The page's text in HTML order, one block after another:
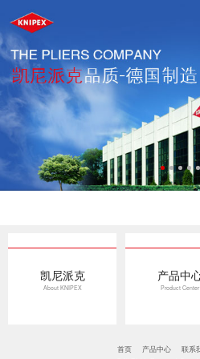
凯尼派克
About KNIPEX
产品中
Product Center
首页 产品中心 联系